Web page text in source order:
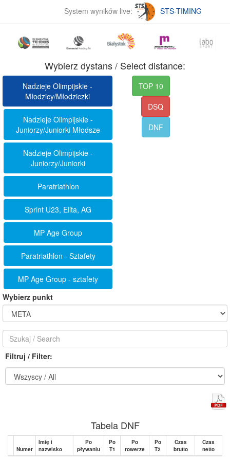
System wyników live: STS-TIMING
Wybierz dystans / Select distance:
Nadzieje Olimpijskie -
Młodzicy/Młodziczki
Nadzieje Olimpijskie -
Juniorzy/Juniorki Młodsze
Nadzieje Olimpijskie -
Juniorzy/Juniorki
Paratriathlon
Sprint U23, Elita, AG
MP Age Group
Paratriathlon - Sztafety
MP Age Group - sztafety
TOP 10
DSQ
DNF
Wybierz punkt
Filtruj / Filter:
Tabela DNF
Numer
Imię i
nazwisko
Po
pływaniu
Po
T1
Po
rowerze
Po
T2
Czas
brutto
Czas
netto